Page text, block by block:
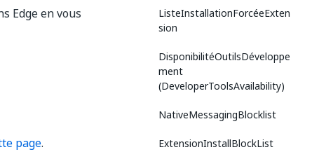
Edge en vous
page.
ListeInstallationForcéeExten
sion
DisponibilitéOutilsDéveloppe
ment
(DeveloperToolsAvailability)
NativeMessagingBlocklist
ExtensionInstallBlockList